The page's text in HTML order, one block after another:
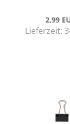
2,99
Lieferzeit: